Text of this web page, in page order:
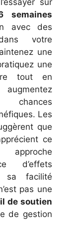
avec des
votre
une
une
tout en
chances
Les
que
ce
approche
d’effets
sa facilité
pas une
de soutien
de gestion